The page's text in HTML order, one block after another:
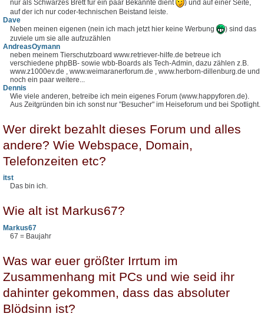
nur als Schwarzes Brett für ein paar Bekannte dient
) und auf einer Seite,
auf der ich nur coder-technischen Beistand leiste.
Dave
Neben meinen eigenen (nein ich mach jetzt hier keine Werbung
) sind das
zuviele um sie alle aufzuzählen
AndreasOymann
neben meinem Tierschutzboard www.retriever-hilfe.de betreue ich
verschiedene phpBB- sowie wbb-Boards als Tech-Admin, dazu zählen z.B.
www.z1000ev.de , www.weimaranerforum.de , www.herborn-dillenburg.de und
noch ein paar weitere...
Dennis
Wie viele anderen, betreibe ich mein eigenes Forum (www.happyforen.de).
Aus Zeitgründen bin ich sonst nur "Besucher" im Heiseforum und bei Spotlight.
Wer direkt bezahlt dieses Forum und alles
andere? Wie Webspace, Domain,
Telefonzeiten etc?
itst
Das bin ich.
Wie alt ist Markus67?
Markus67
67 = Baujahr
Was war euer größter Irrtum im
Zusammenhang mit PCs und wie seid ihr
dahinter gekommen, dass das absoluter
Blödsinn ist?